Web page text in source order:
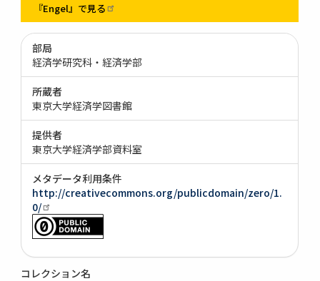
『Engel』で見る
部局
経済学研究科・経済学部
所蔵者
東京大学経済学図書館
提供者
東京大学経済学部資料室
メタデータ利用条件
http://creativecommons.org/publicdomain/zero/1.
0/
コレクション名